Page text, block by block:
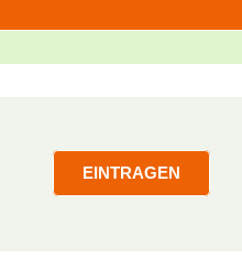
EINTRAGEN